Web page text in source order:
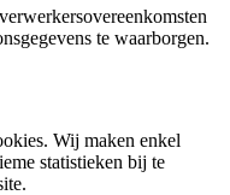
te waarborgen.
Wij maken enkel
statistieken bij te